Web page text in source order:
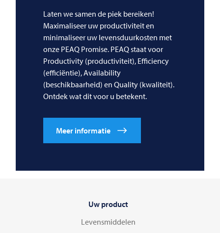
Laten we samen de piek bereiken!
Maximaliseer uw productiviteit en
minimaliseer uw levensduurkosten met
onze PEAQ Promise. PEAQ staat voor
Productivity (productiviteit), Efficiency
(efficiëntie), Availability
(beschikbaarheid) en Quality (kwaliteit).
Ontdek wat dit voor u betekent.
Meer informatie
Uw product
Levensmiddelen